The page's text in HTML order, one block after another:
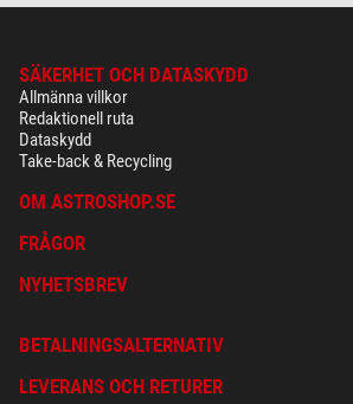
SÄKERHET OCH DATASKYDD
Allmänna villkor
Redaktionell ruta
Dataskydd
Take-back & Recycling
OM ASTROSHOP.SE
FRÅGOR
NYHETSBREV
BETALNINGSALTERNATIV
LEVERANS OCH RETURER